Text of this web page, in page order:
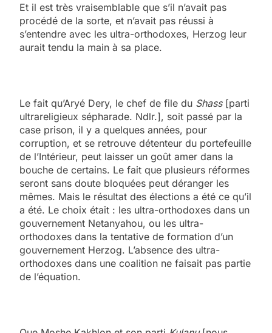
Et il est très vraisemblable que s’il n’avait pas
procédé de la sorte, et n’avait pas réussi à
s’entendre avec les ultra-orthodoxes, Herzog leur
aurait tendu la main à sa place.
Le fait qu’Aryé Dery, le chef de file du Shass[parti
ultrareligieux sépharade. Ndlr.], soit passé par la
case prison, il y a quelques années, pour
corruption, et se retrouve détenteur du portefeuille
de l’Intérieur, peut laisser un goût amer dans la
bouche de certains. Le fait que plusieurs réformes
seront sans doute bloquées peut déranger les
mêmes. Mais le résultat des élections a été ce qu’il
a été. Le choix était : les ultra-orthodoxes dans un
gouvernement Netanyahou, ou les ultra-
orthodoxes dans la tentative de formation d’un
gouvernement Herzog. L’absence des ultra-
orthodoxes dans une coalition ne faisait pas partie
de l’équation.